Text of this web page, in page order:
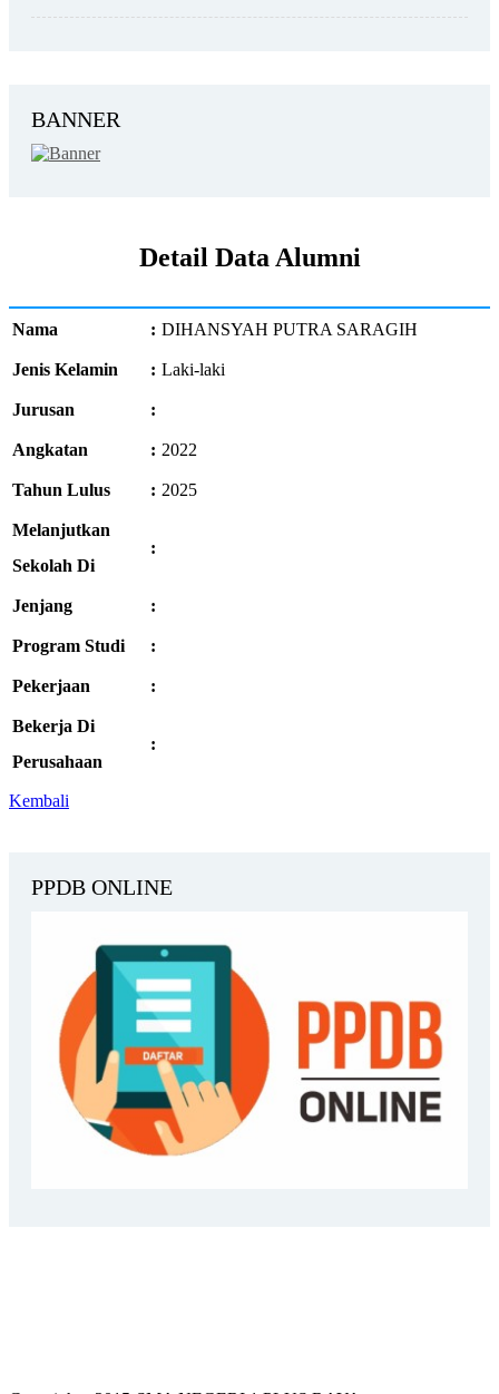
BANNER
Detail Data Alumni
Nama : DIHANSYAH PUTRA SARAGIH
Jenis Kelamin : Laki-laki
Jurusan :
Angkatan : 2022
Tahun Lulus : 2025
Melanjutkan
Sekolah Di
:
Jenjang :
Program Studi :
Pekerjaan :
Bekerja Di
Perusahaan
:
Kembali
PPDB ONLINE